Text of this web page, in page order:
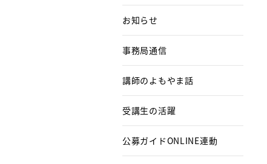
お知らせ
事務局通信
講師のよもやま話
受講生の活躍
公募ガイドONLINE連動